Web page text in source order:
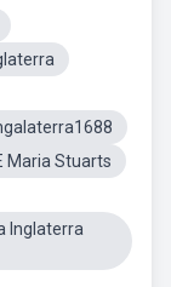
Maria Stuarts
Inglaterra